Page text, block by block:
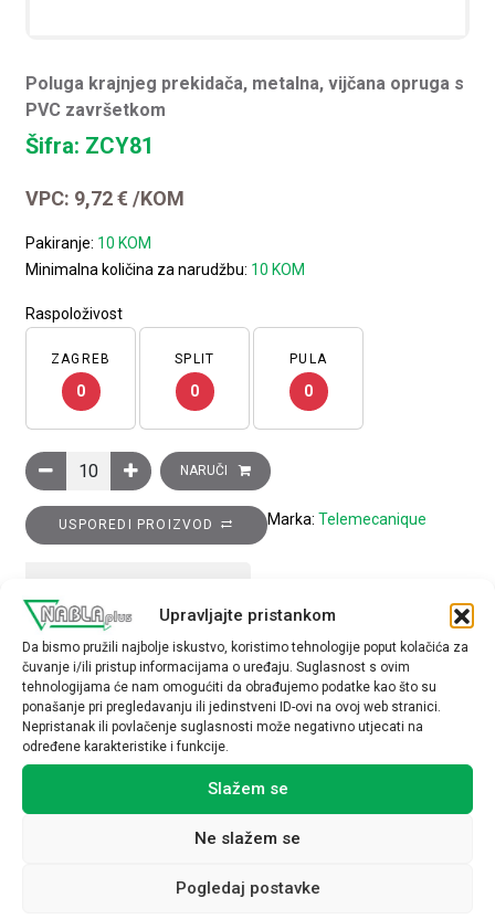
Upravljajte pristankom
Da bismo pružili najbolje iskustvo, koristimo tehnologije poput kolačića za
čuvanje i/ili pristup informacijama o uređaju. Suglasnost s ovim
tehnologijama će nam omogućiti da obrađujemo podatke kao što su
ponašanje pri pregledavanju ili jedinstveni ID-ovi na ovoj web stranici.
Nepristanak ili povlačenje suglasnosti može negativno utjecati na
određene karakteristike i funkcije.
Slažem se
Ne slažem se
Pogledaj postavke
Poluga krajnjeg prekidača, metalna, vijčana opruga s
PVC završetkom
Šifra: ZCY81
VPC: 9,72€ /KOM
Pakiranje: 10 KOM
Minimalna količina za narudžbu: 10 KOM
Raspoloživost
ZAGREB
0
SPLIT
0
PULA
0
Poluga krajnjeg prekidača, metalna, vijčana opruga s PVC
NARUČI
USPOREDI PROIZVOD Marka: Telemecanique
Povezani proizvodi